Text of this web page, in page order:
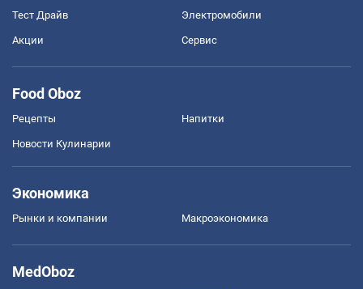
Тест Драйв Электромобили
Акции Сервис
Food Oboz
Рецепты Напитки
Новости Кулинарии
Экономика
Рынки и компании Mакроэкономика
MedOboz